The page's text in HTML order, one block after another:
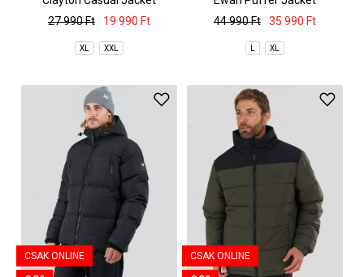
27 990 Ft
19 990 Ft
XL XXL
44 990 Ft
35 990 Ft
L XL
CSAK ONLINE CSAK ONLINE